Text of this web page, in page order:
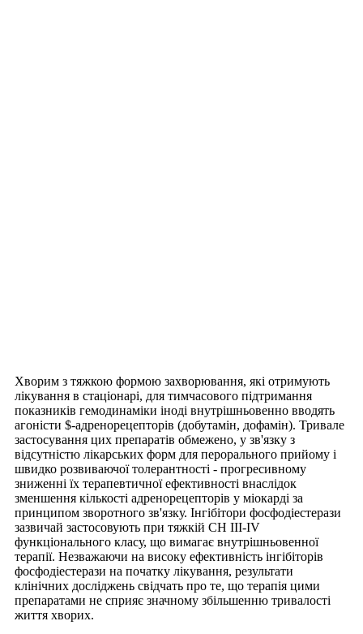
Хворим з тяжкою формою захворювання, які отримують
лікування в стаціонарі, для тимчасового підтримання
показників гемодинаміки іноді внутрішньовенно вводять
агоністи $-адренорецепторів (добутамін, дофамін). Тривале
застосування цих препаратів обмежено, у зв'язку з
відсутністю лікарських форм для перорального прийому і
швидко розвиваючої толерантності - прогресивному
зниженні їх терапевтичної ефективності внаслідок
зменшення кількості адренорецепторів у міокарді за
принципом зворотного зв'язку. Інгібітори фосфодіестерази
зазвичай застосовують при тяжкій СН III-IV
функціонального класу, що вимагає внутрішньовенної
терапії. Незважаючи на високу ефективність інгібіторів
фосфодіестерази на початку лікування, результати
клінічних досліджень свідчать про те, що терапія цими
препаратами не сприяє значному збільшенню тривалості
життя хворих.